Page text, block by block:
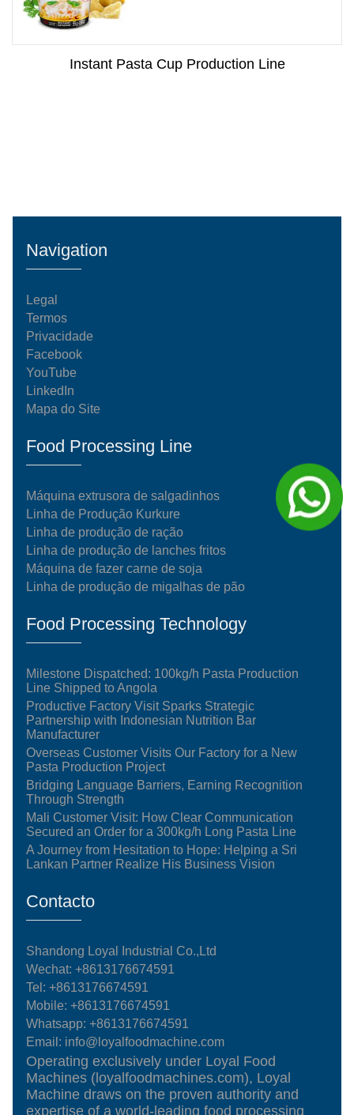
Instant Pasta Cup Production Line
Navigation
Legal
Termos
Privacidade
Facebook
YouTube
LinkedIn
Mapa do Site
Food Processing Line
Máquina extrusora de salgadinhos
Linha de Produção Kurkure
Linha de produção de ração
Linha de produção de lanches fritos
Máquina de fazer carne de soja
Linha de produção de migalhas de pão
Food Processing Technology
Milestone Dispatched: 100kg/h Pasta Production
Line Shipped to Angola
Productive Factory Visit Sparks Strategic
Partnership with Indonesian Nutrition Bar
Manufacturer
Overseas Customer Visits Our Factory for a New
Pasta Production Project
Bridging Language Barriers, Earning Recognition
Through Strength
Mali Customer Visit: How Clear Communication
Secured an Order for a 300kg/h Long Pasta Line
A Journey from Hesitation to Hope: Helping a Sri
Lankan Partner Realize His Business Vision
Contacto
Shandong Loyal Industrial Co.,Ltd
Wechat: +8613176674591
Tel:+8613176674591
Mobile:+8613176674591
Whatsapp:+8613176674591
Email: info@loyalfoodmachine.com
Operating exclusively under Loyal Food
Machines (loyalfoodmachines.com), Loyal
Machine draws on the proven authority and
expertise of a world-leading food processing